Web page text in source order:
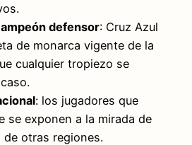
defensor: Cruz Azul
de monarca vigente de la
cualquier tropiezo se
: los jugadores que
se exponen a la mirada de
otras regiones.